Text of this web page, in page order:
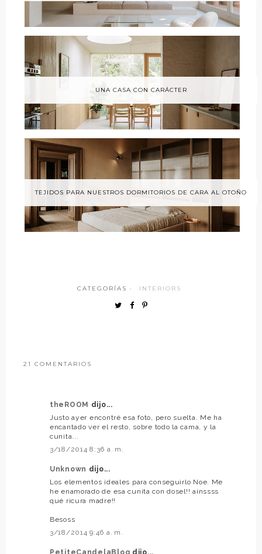
UNA CASA CON CARÁCTER
TEJIDOS PARA NUESTROS DORMITORIOS DE CARA AL OTOÑO
CATEGORÍAS · INTERIORS
21 COMENTARIOS
theROOM dijo...
Justo ayer encontré esa foto, pero suelta. Me ha
encantado ver el resto, sobre todo la cama, y la
cunita...
3/18/2014 8:36 a. m.
Unknown dijo...
Los elementos ideales para conseguirlo Noe. Me
he enamorado de esa cunita con dosel!! ainssss
qué ricura madre!!
Besoss
3/18/2014 9:46 a. m.
PetiteCandelaBlog dijo...